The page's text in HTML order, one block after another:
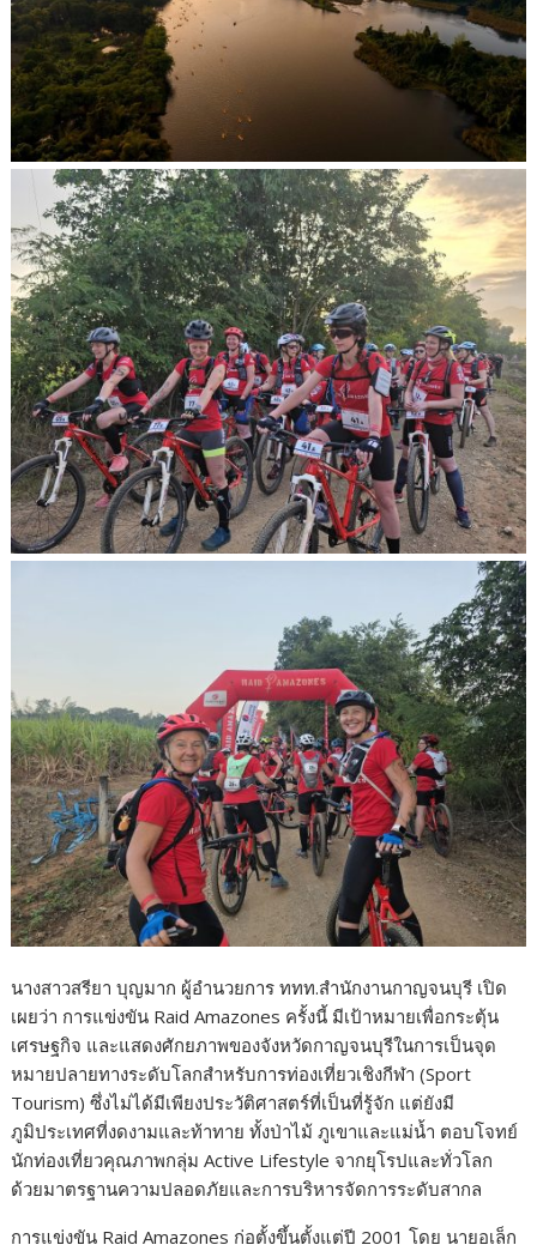
นางสาวสรียา บุญมาก ผู้อำนวยการ ททท.สำนักงานกาญจนบุรี เปิด
เผยว่า การแข่งขัน Raid Amazones ครั้งนี้ มีเป้าหมายเพื่อกระตุ้น
เศรษฐกิจ และแสดงศักยภาพของจังหวัดกาญจนบุรีในการเป็นจุด
หมายปลายทางระดับโลกสำหรับการท่องเที่ยวเชิงกีฬา (Sport
Tourism) ซึ่งไม่ได้มีเพียงประวัติศาสตร์ที่เป็นที่รู้จัก แต่ยังมี
ภูมิประเทศที่งดงามและท้าทาย ทั้งป่าไม้ ภูเขาและแม่น้ำ ตอบโจทย์
นักท่องเที่ยวคุณภาพกลุ่ม Active Lifestyle จากยุโรปและทั่วโลก
ด้วยมาตรฐานความปลอดภัยและการบริหารจัดการระดับสากล
การแข่งขัน Raid Amazones ก่อตั้งขึ้นตั้งแต่ปี 2001 โดย นายอเล็ก